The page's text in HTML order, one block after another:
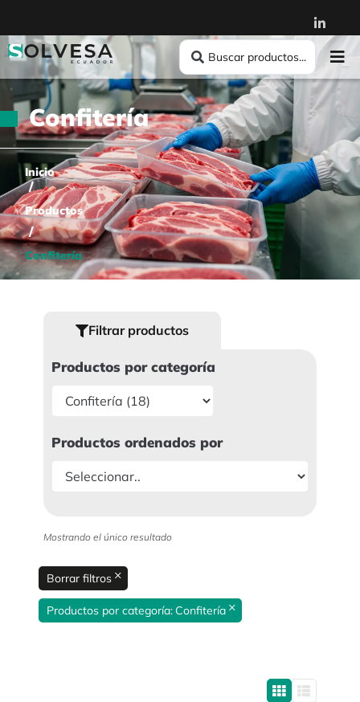
Confitería
Inicio
/
Productos
/
Confitería
Filtrar productos
Productos por categoría
Productos ordenados por
Mostrando el único resultado
Borrar filtros ×
Productos por categoría:Confitería ×